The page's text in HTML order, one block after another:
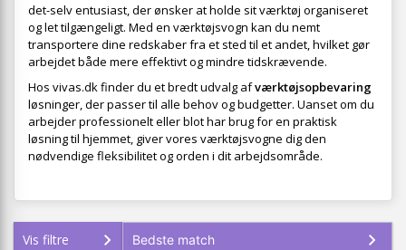
det-selv entusiast, der ønsker at holde sit værktøj organiseret
og let tilgængeligt. Med en værktøjsvogn kan du nemt
transportere dine redskaber fra et sted til et andet, hvilket gør
arbejdet både mere effektivt og mindre tidskrævende.
Hos vivas.dk finder du et bredt udvalg afværktøjsopbevaring
løsninger, der passer til alle behov og budgetter. Uanset om du
arbejder professionelt eller blot har brug for en praktisk
løsning til hjemmet, giver vores værktøjsvogne dig den
nødvendige fleksibilitet og orden i dit arbejdsområde.
Vis filtre